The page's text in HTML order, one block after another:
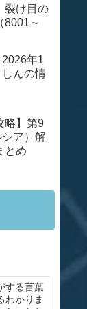
裂け目の
8001～
2026年1
しんの情
略】第9
ア）解
とめ
する言葉
わかりま